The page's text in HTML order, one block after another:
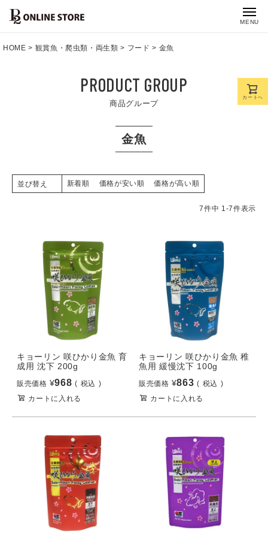
MENU
HOME 観賞魚・爬虫類・両生類 フード 金魚
PRODUCT GROUP
商品グループ
金魚
並び替え 新着順 価格が安い順 価格が高い順
7件中 1-7件表示
キョーリン 咲ひかり金魚 育
成用 沈下 200g
販売価格 ¥968
税込
カートに入れる
キョーリン 咲ひかり金魚 稚
魚用 緩慢沈下 100g
販売価格 ¥863
税込
カートに入れる
カートへ